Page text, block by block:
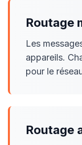
Routage
Les
appareils.
pour le
Routage